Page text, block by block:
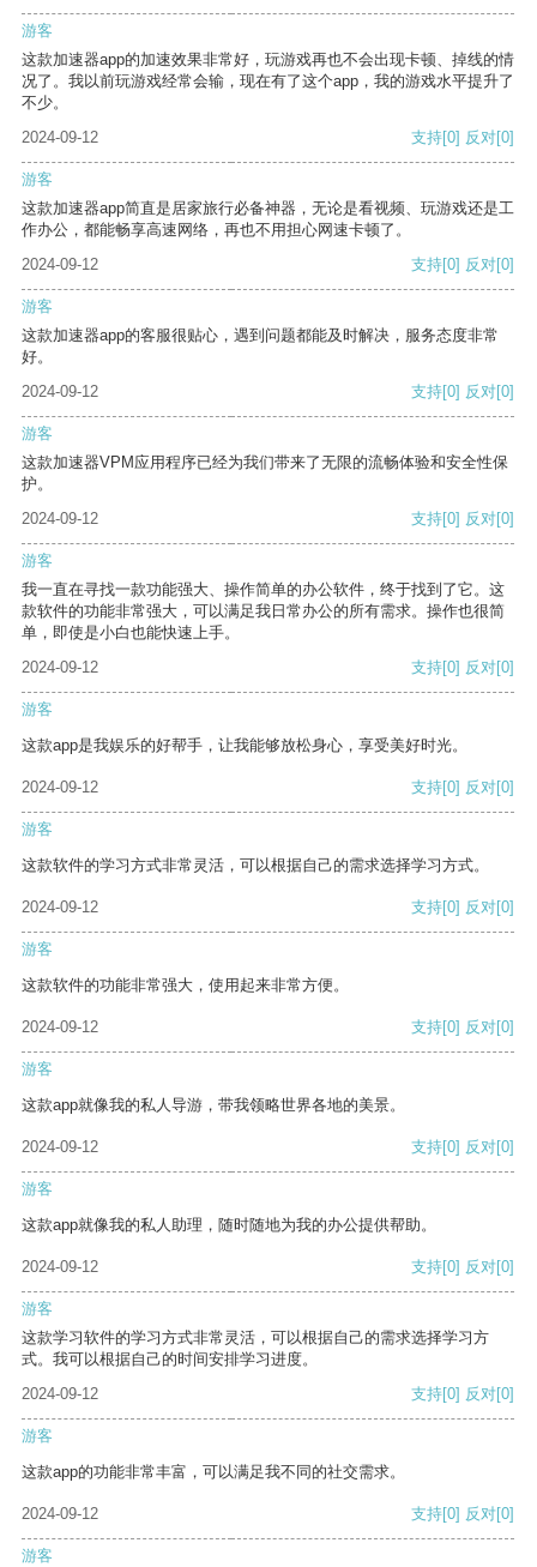
游客
这款加速器app的加速效果非常好，玩游戏再也不会出现卡顿、掉线的情
况了。我以前玩游戏经常会输，现在有了这个app，我的游戏水平提升了
不少。
2024-09-12
支持[0] 反对[0]
游客
这款加速器app简直是居家旅行必备神器，无论是看视频、玩游戏还是工
作办公，都能畅享高速网络，再也不用担心网速卡顿了。
2024-09-12
支持[0] 反对[0]
游客
这款加速器app的客服很贴心，遇到问题都能及时解决，服务态度非常
好。
2024-09-12
支持[0] 反对[0]
游客
这款加速器VPM应用程序已经为我们带来了无限的流畅体验和安全性保
护。
2024-09-12
支持[0] 反对[0]
游客
我一直在寻找一款功能强大、操作简单的办公软件，终于找到了它。这
款软件的功能非常强大，可以满足我日常办公的所有需求。操作也很简
单，即使是小白也能快速上手。
2024-09-12
支持[0] 反对[0]
游客
这款app是我娱乐的好帮手，让我能够放松身心，享受美好时光。
2024-09-12 支持[0] 反对[0]
游客
这款软件的学习方式非常灵活，可以根据自己的需求选择学习方式。
2024-09-12 支持[0] 反对[0]
游客
这款软件的功能非常强大，使用起来非常方便。
2024-09-12 支持[0] 反对[0]
游客
这款app就像我的私人导游，带我领略世界各地的美景。
2024-09-12 支持[0] 反对[0]
游客
这款app就像我的私人助理，随时随地为我的办公提供帮助。
2024-09-12 支持[0] 反对[0]
游客
这款学习软件的学习方式非常灵活，可以根据自己的需求选择学习方
式。我可以根据自己的时间安排学习进度。
2024-09-12
支持[0] 反对[0]
游客
这款app的功能非常丰富，可以满足我不同的社交需求。
2024-09-12 支持[0] 反对[0]
游客